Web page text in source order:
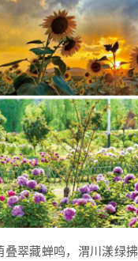
翠藏蝉鸣，渭川漾绿